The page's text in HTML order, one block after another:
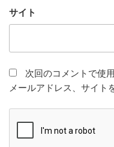
サイト
次回のコメントで使
メールアドレス、サイト